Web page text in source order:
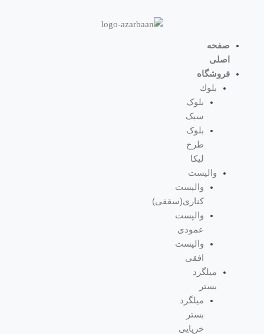
صفحه
اصلی
فروشگاه
بلوك
بلوک
سبک
بلوک
طرح
لیکا
والپست
والپست
کناری(سقفی)
والپست
عمودی
والپست
افقی
میلگرد
بستر
میلگرد
بستر
خرپایی